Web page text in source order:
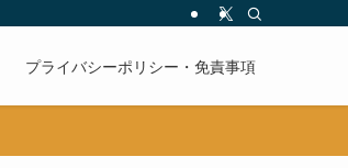
プライバシーポリシー・免責事項